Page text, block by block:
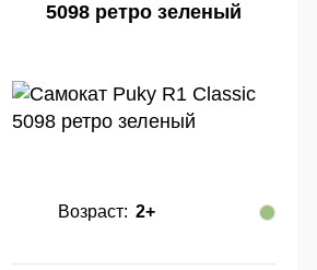
5098 ретро зеленый
Возраст: 2+